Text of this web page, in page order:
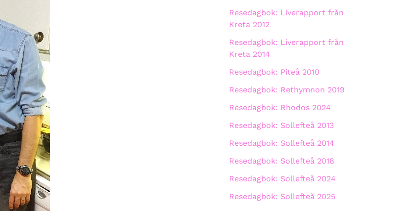
Resedagbok: Liverapport från
Kreta 2012
Resedagbok: Liverapport från
Kreta 2014
Resedagbok: Piteå 2010
Resedagbok: Rethymnon 2019
Resedagbok: Rhodos 2024
Resedagbok: Sollefteå 2013
Resedagbok: Sollefteå 2014
Resedagbok: Sollefteå 2018
Resedagbok: Sollefteå 2024
Resedagbok: Sollefteå 2025